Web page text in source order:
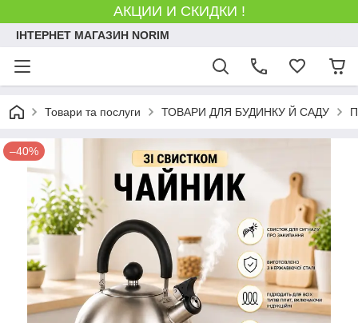
АКЦИИ И СКИДКИ !
ІНТЕРНЕТ МАГАЗИН NORIM
Товари та послуги ТОВАРИ ДЛЯ БУДИНКУ Й САДУ
–40%